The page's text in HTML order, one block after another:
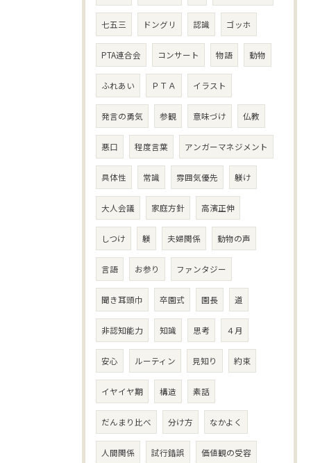
七五三 ドングリ 認識 ゴッホ
PTA連合会 コンサート 物語 動物
ふれあい ＰＴＡ イラスト
発言の勇気 参観 意味づけ 仏教
悪口 程度言葉 アンガーマネジメント
具体性 常識 雰囲気優先 躾け
大人会議 家庭方針 高濱正伸
しつけ 躾 夫婦関係 動物の声
言語 お参り ファンタジー
聞き耳頭巾 卒園式 園長 道
非認知能力 知識 思考 ４月
安心 ルーティン 見知り 約束
イヤイヤ期 構造 素話
だんまり比べ 分け方 なかよく
人間関係 試行錯誤 価値観の受容